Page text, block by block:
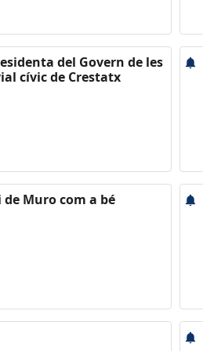
del Govern de les
cívic de Crestatx
Muro com a bé